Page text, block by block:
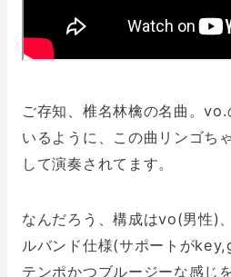
ご存知、椎名林檎の名曲。
いるように、この曲リンゴち
して演奏されてます。
なんだろう、構成はvo(男性)
ルバンド仕様(サポートが
テンポかつブルージーな感じ